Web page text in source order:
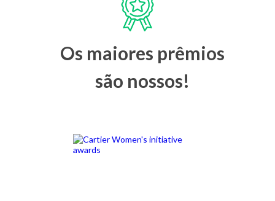
Os maiores prêmios
são nossos!